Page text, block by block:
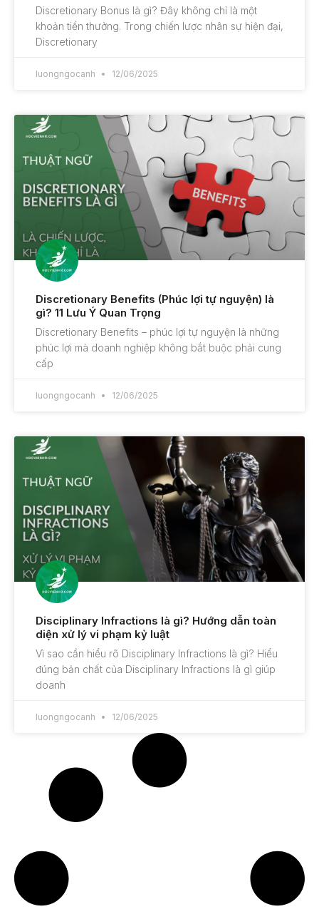
Discretionary Bonus là gì? Đây không chỉ là một
khoản tiền thưởng. Trong chiến lược nhân sự hiện đại,
Discretionary
luongngocanh 12/06/2025
Discretionary Benefits (Phúc lợi tự nguyện) là
gì? 11 Lưu Ý Quan Trọng
Discretionary Benefits – phúc lợi tự nguyện là những
phúc lợi mà doanh nghiệp không bắt buộc phải cung
cấp
luongngocanh 12/06/2025
Disciplinary Infractions là gì? Hướng dẫn toàn
diện xử lý vi phạm kỷ luật
Vì sao cần hiểu rõ Disciplinary Infractions là gì? Hiểu
đúng bản chất của Disciplinary Infractions là gì giúp
doanh
luongngocanh 12/06/2025